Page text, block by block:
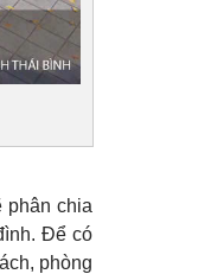
phân chia
Để có
phòng